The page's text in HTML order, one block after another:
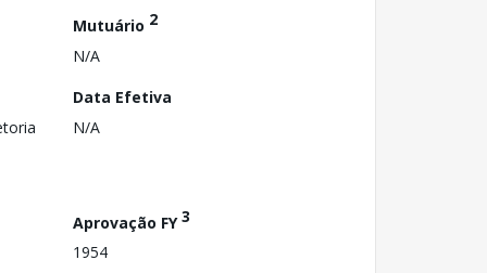
Mutuário 2
N/A
Data Efetiva
N/A
Aprovação FY3
1954